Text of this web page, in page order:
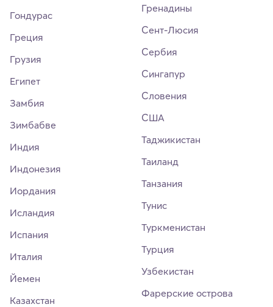
Гондурас
Греция
Грузия
Египет
Замбия
Зимбабве
Индия
Индонезия
Иордания
Исландия
Испания
Италия
Йемен
Казахстан
Гренадины
Сент-Люсия
Сербия
Сингапур
Словения
США
Таджикистан
Таиланд
Танзания
Тунис
Туркменистан
Турция
Узбекистан
Фарерские острова